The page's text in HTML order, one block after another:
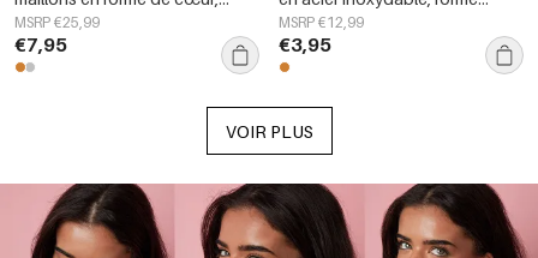
collection Daily Simple, bijoux
pour femmes
MSRP €25,99
€7,95
géométrique, collection simple
pour le quotidien, bijoux pour
femmes
MSRP €12,99
€3,95
VOIR PLUS